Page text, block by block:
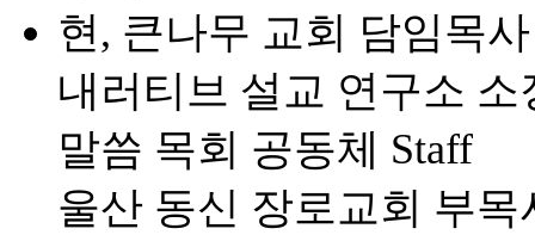
현, 큰나무 교회 담임목사
내러티브 설교 연구소 소
말씀 목회 공동체 Staff
울산 동신 장로교회 부목